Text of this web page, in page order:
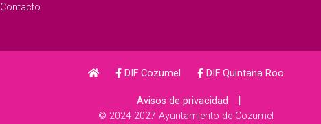
Contacto
DIF Cozumel DIF Quintana Roo
Avisos de privacidad |
© 2024-2027 Ayuntamiento de Cozumel